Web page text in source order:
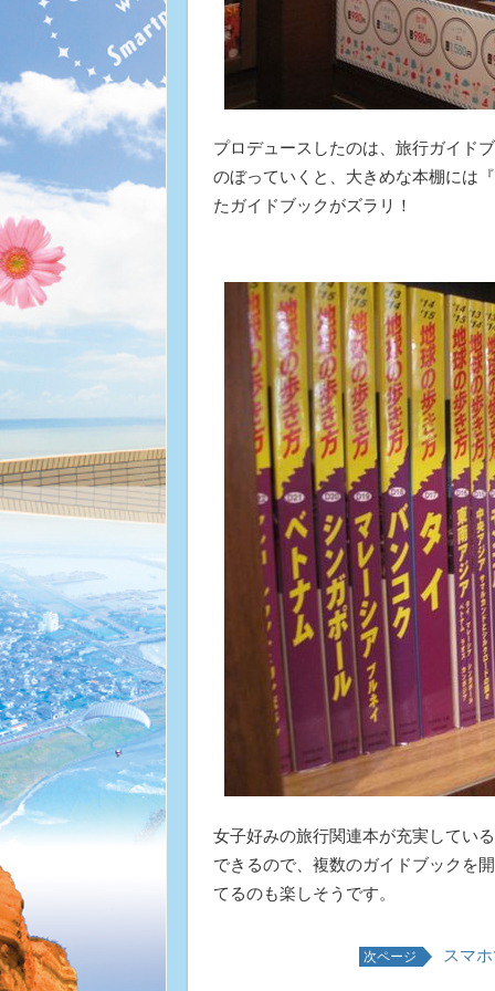
プロデュースしたのは、旅行ガイド
のぼっていくと、大きめな本棚には
たガイドブックがズラリ！
女子好みの旅行関連本が充実してい
できるので、複数のガイドブックを
てるのも楽しそうです。
次ページ スマ